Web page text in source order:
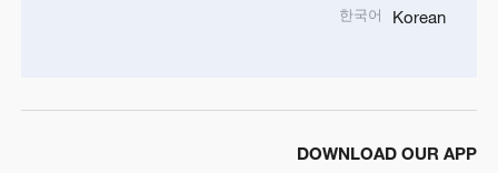
Korean
한국어
DOWNLOAD OUR APP